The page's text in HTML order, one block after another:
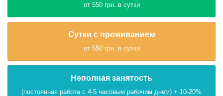
от 550 грн. в сутки
Сутки с проживанием
от 550 грн. в сутки
Неполная занятость
(постоянная работа с 4-5 часовым рабочим днём) + 10-20%